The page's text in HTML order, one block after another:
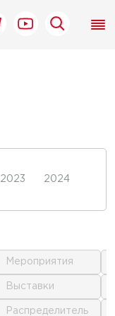
2023
2024
мероприятия
выставки
распределитель